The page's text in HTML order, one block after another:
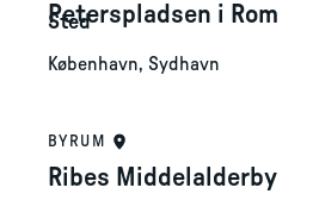
Sted
København, Sydhavn
Peterspladsen i Rom
BYRUM
Ribes Middelalderby